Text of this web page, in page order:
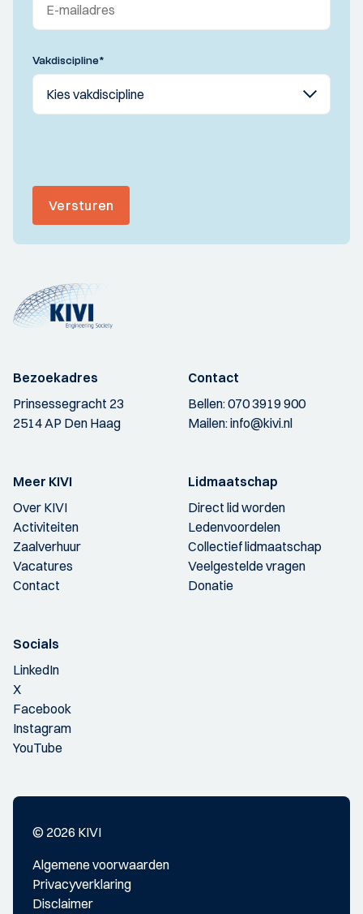
Vakdiscipline*
Versturen
Bezoekadres
Prinsessegracht 23
2514 AP Den Haag
Contact
Bellen:070 3919 900
Mailen:info@kivi.nl
Meer KIVI
Over KIVI
Activiteiten
Zaalverhuur
Vacatures
Contact
Lidmaatschap
Direct lid worden
Ledenvoordelen
Collectief lidmaatschap
Veelgestelde vragen
Donatie
Socials
LinkedIn
X
Facebook
Instagram
YouTube
© 2026 KIVI
Algemene voorwaarden
Privacyverklaring
Disclaimer